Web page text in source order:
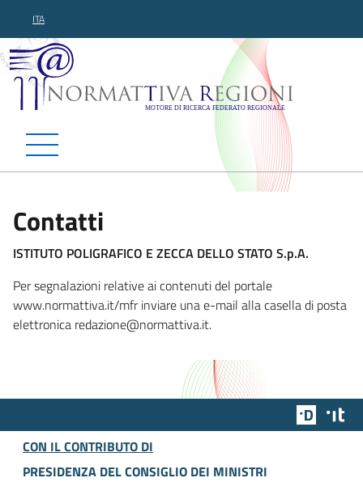
ITA
Normattiva Regioni -
Contatti
ISTITUTO POLIGRAFICO E ZECCA DELLO STATO S.p.A.
Per segnalazioni relative ai contenuti del portale
www.normattiva.it/mfr inviare una e-mail alla casella di posta
elettronica redazione@normattiva.it.
Team
CON IL CONTRIBUTO DI
PRESIDENZA DEL CONSIGLIO DEI MINISTRI